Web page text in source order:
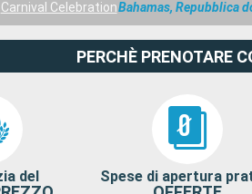
Carnival CelebrationBahamas, Repubblica
PERCHÈ PRENOTARE
del Spese di apertura